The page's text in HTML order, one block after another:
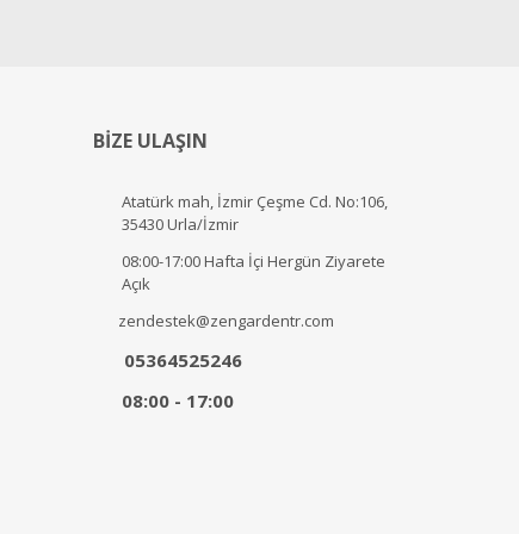
BİZE ULAŞIN
Atatürk mah, İzmir Çeşme Cd. No:106,
35430 Urla/İzmir
08:00-17:00 Hafta İçi Hergün Ziyarete
Açık
zendestek@zengardentr.com
05364525246
08:00 - 17:00